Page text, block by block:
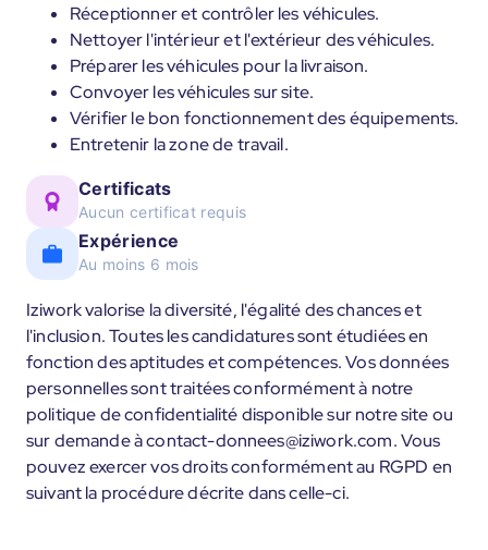
Réceptionner et contrôler les véhicules.
Nettoyer l'intérieur et l'extérieur des véhicules.
Préparer les véhicules pour la livraison.
Convoyer les véhicules sur site.
Vérifier le bon fonctionnement des équipements.
Entretenir la zone de travail.
Certificats
Aucun certificat requis
Expérience
Au moins 6 mois
Iziwork valorise la diversité, l'égalité des chances et
l'inclusion. Toutes les candidatures sont étudiées en
fonction des aptitudes et compétences. Vos données
personnelles sont traitées conformément à notre
politique de confidentialité disponible sur notre site ou
sur demande à contact-donnees@iziwork.com. Vous
pouvez exercer vos droits conformément au RGPD en
suivant la procédure décrite dans celle-ci.